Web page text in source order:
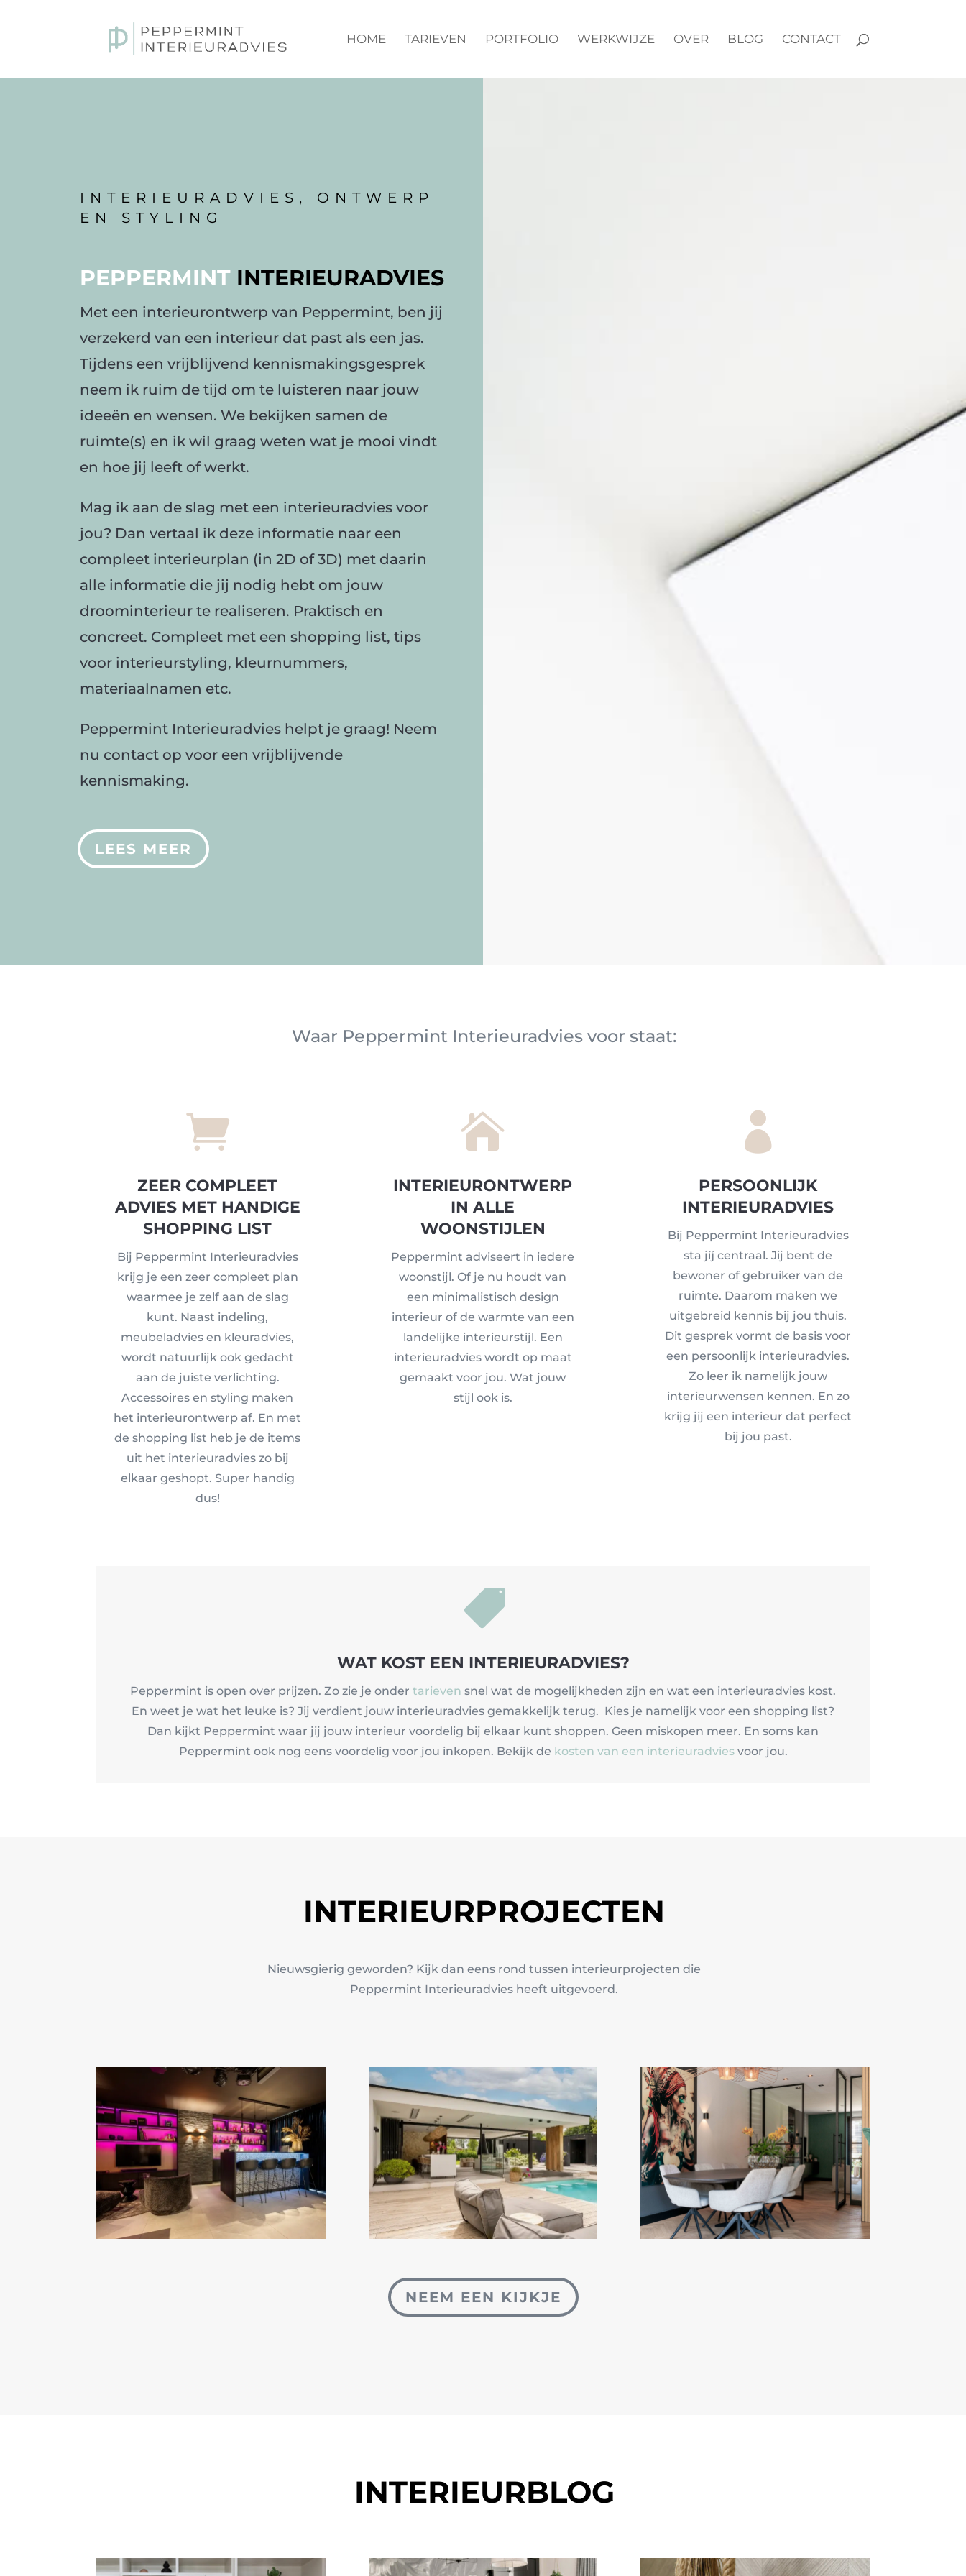
HOME TARIEVEN PORTFOLIO WERKWIJZE OVER BLOG CONTACT
INTERIEURADVIES, ONTWERP
EN STYLING
PEPPERMINTINTERIEURADVIES
Met een interieurontwerp van Peppermint, ben jij
verzekerd van een interieur dat past als een jas.
Tijdens een vrijblijvend kennismakingsgesprek
neem ik ruim de tijd om te luisteren naar jouw
ideeën en wensen. We bekijken samen de
ruimte(s) en ik wil graag weten wat je mooi vindt
en hoe jij leeft of werkt.
Mag ik aan de slag met een interieuradvies voor
jou? Dan vertaal ik deze informatie naar een
compleet interieurplan (in 2D of 3D) met daarin
alle informatie die jij nodig hebt om jouw
droominterieur te realiseren. Praktisch en
concreet. Compleet met een shopping list, tips
voor interieurstyling, kleurnummers,
materiaalnamen etc.
Peppermint Interieuradvies helpt je graag! Neem
nu contact op voor een vrijblijvende
kennismaking.
LEES MEER
Waar Peppermint Interieuradvies voor staat:

ZEER COMPLEET
ADVIES MET HANDIGE
SHOPPING LIST
Bij Peppermint Interieuradvies
krijg je een zeer compleet plan
waarmee je zelf aan de slag
kunt. Naast indeling,
meubeladvies en kleuradvies,
wordt natuurlijk ook gedacht
aan de juiste verlichting.
Accessoires en styling maken
het interieurontwerp af. En met
de shopping list heb je de items
uit het interieuradvies zo bij
elkaar geshopt. Super handig
dus!

INTERIEURONTWERP
IN ALLE
WOONSTIJLEN
Peppermint adviseert in iedere
woonstijl. Of je nu houdt van
een minimalistisch design
interieur of de warmte van een
landelijke interieurstijl. Een
interieuradvies wordt op maat
gemaakt voor jou. Wat jouw
stijl ook is.

PERSOONLIJK
INTERIEURADVIES
Bij Peppermint Interieuradvies
sta jíj centraal. Jij bent de
bewoner of gebruiker van de
ruimte. Daarom maken we
uitgebreid kennis bij jou thuis.
Dit gesprek vormt de basis voor
een persoonlijk interieuradvies.
Zo leer ik namelijk jouw
interieurwensen kennen. En zo
krijg jij een interieur dat perfect
bij jou past.

WAT KOST EEN INTERIEURADVIES?
Peppermint is open over prijzen. Zo zie je onder tarieven snel wat de mogelijkheden zijn en wat een interieuradvies kost.
En weet je wat het leuke is? Jij verdient jouw interieuradvies gemakkelijk terug. Kies je namelijk voor een shopping list?
Dan kijkt Peppermint waar jij jouw interieur voordelig bij elkaar kunt shoppen. Geen miskopen meer. En soms kan
Peppermint ook nog eens voordelig voor jou inkopen. Bekijk de kosten van een interieuradviesvoor jou.
INTERIEURPROJECTEN
Nieuwsgierig geworden? Kijk dan eens rond tussen interieurprojecten die
Peppermint Interieuradvies heeft uitgevoerd.
NEEM EEN KIJKJE
INTERIEURBLOG